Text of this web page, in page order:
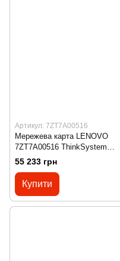
Артикул: 7ZT7A00516
Мережева карта LENOVO
7ZT7A00516 ThinkSystem
Qlogic QLE2740 PCIe 32Gb 1-
Port SFP+ Fibre Channel
Adapter
55 233 грн
Купити